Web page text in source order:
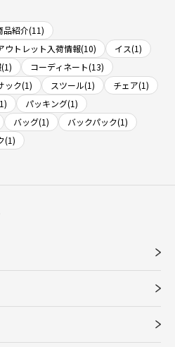
品紹介(11)
ウトレット入荷情報(10)
イス(1)
コーディネート(13)
ック(1) スツール(1)
チェア(1)
パッキング(1)
バッグ(1)
バックパック(1)
(1)